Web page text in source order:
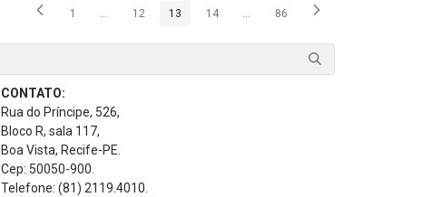
Página
1 ...Páginas intermediárias Usar ABA para navegar.
Página
12 Página
13 Página
14 ...Páginas intermediárias Usar ABA
Página
86
CONTATO:
Rua do Príncipe, 526,
Bloco R, sala 117,
Boa Vista, Recife-PE.
Cep: 50050-900.
Telefone: (81) 2119.4010.